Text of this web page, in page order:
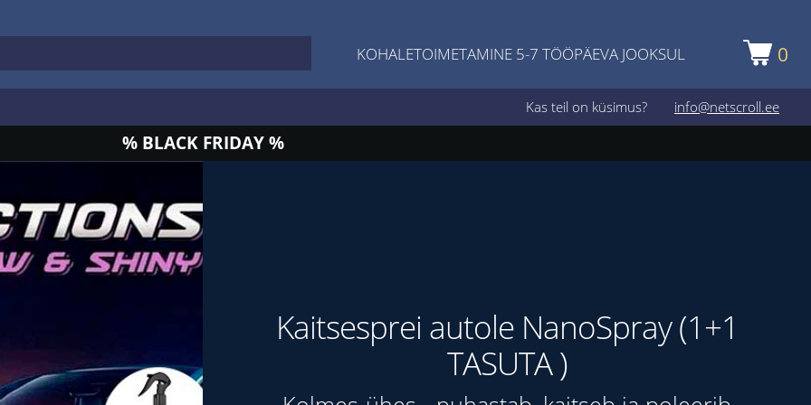
KOHALETOIMETAMINE 5-7 TÖÖPÄEVA JOOKSUL 0
Kas teil on küsimus? info@netscroll.ee
% BLACK FRIDAY %
Kaitsesprei autole NanoSpray (1+1
TASUTA )